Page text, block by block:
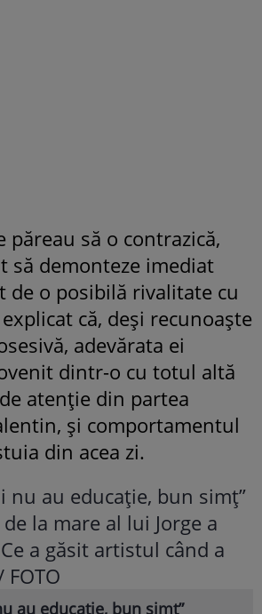
păreau să o contrazică,
să demonteze imediat
de o posibilă rivalitate cu
că, deși recunoaște
adevărata ei
dintr-o cu totul altă
atenție din partea
și comportamentul
din acea zi.
au educație, bun simț”